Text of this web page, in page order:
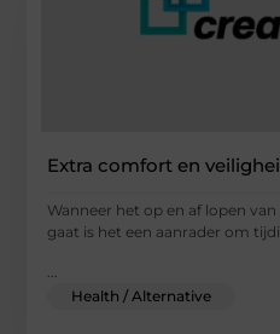
Extra comfort en
Wanneer het op en af lopen
gaat is het een aanrader om
Health / Alternative